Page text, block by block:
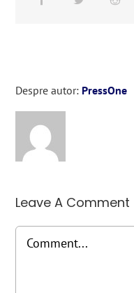
Despre autor: PressOne
Leave A Comment
Comment